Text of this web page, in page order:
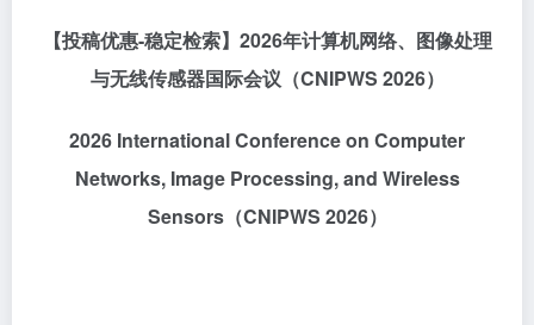
【投稿优惠-稳定检索】2026年计算机网络、图像处理
与无线传感器国际会议 （CNIPWS 2026）
2026 International Conference on Computer
Networks, Image Processing, and Wireless
Sensors（CNIPWS 2026）